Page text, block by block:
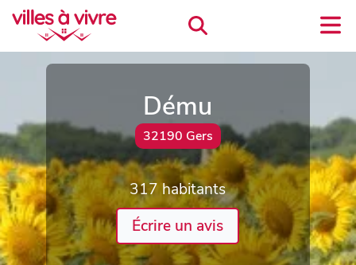
Dému
32190 Gers
317 habitants
Écrire un avis